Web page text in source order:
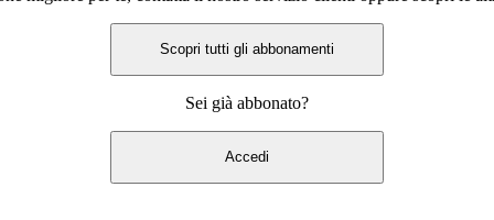
Scopri tutti gli abbonamenti
Sei già abbonato?
Accedi